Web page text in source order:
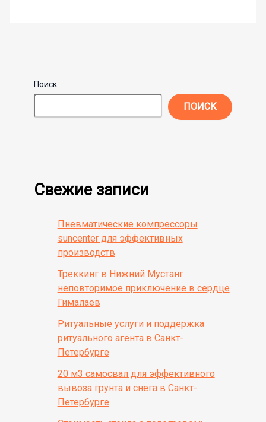
Поиск
ПОИСК
Свежие записи
Пневматические компрессоры
suncenter для эффективных
производств
Треккинг в Нижний Мустанг
неповторимое приключение в сердце
Гималаев
Ритуальные услуги и поддержка
ритуального агента в Санкт-
Петербурге
20 м3 самосвал для эффективного
вывоза грунта и снега в Санкт-
Петербурге